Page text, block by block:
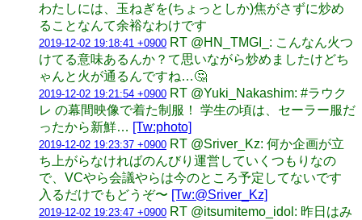
わたしには、玉ねぎを(ちょっとしか)焦がさずに炒め
ることなんて余裕なわけです
2019-12-02 19:18:41 +0900 RT @HN_TMGI_: こんなん火つ
けてる意味あるんか？て思いながら炒めましたけどち
ゃんと火が通るんですね…🤔
2019-12-02 19:21:54 +0900 RT @Yuki_Nakashim: #ラウク
レ の幕間映像で着た制服！ 学生の頃は、セーラー服だ
ったから新鮮… [Tw:photo]
2019-12-02 19:23:37 +0900 RT @Sriver_Kz: 何か企画が立
ち上がらなければのんびり運営していくつもりなの
で、VCやら会議やらは今のところ予定してないです
入るだけでもどうぞ〜 [Tw:@Sriver_Kz]
2019-12-02 19:23:47 +0900 RT @itsumitemo_idol: 昨日はみ